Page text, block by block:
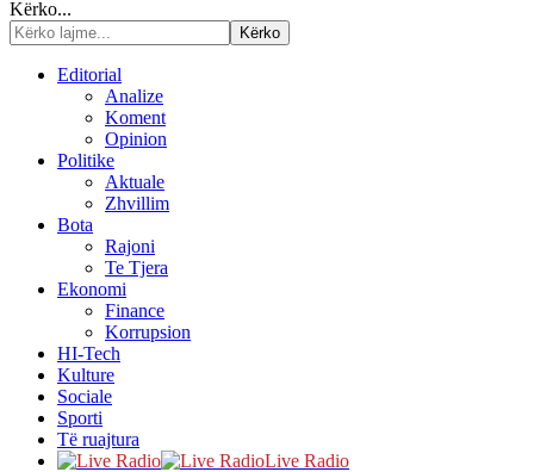
Kërko...
Editorial
Analize
Koment
Opinion
Politike
Aktuale
Zhvillim
Bota
Rajoni
Te Tjera
Ekonomi
Finance
Korrupsion
HI-Tech
Kulture
Sociale
Sporti
Të ruajtura
Live Radio